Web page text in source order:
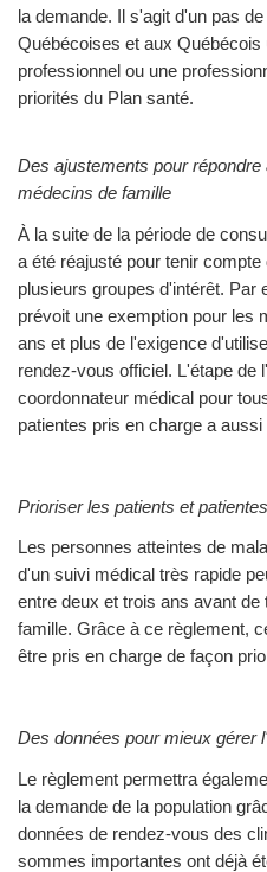
la demande. Il s'agit d'un pas
Québécoises et aux
professionnel ou une
priorités du Plan santé.
Des ajustements pour
médecins de famille
À la suite de la période de
a été réajusté pour tenir
plusieurs groupes d'intérêt. Par
prévoit une exemption pour les
ans et plus de l'exigence
rendez-vous officiel. L'étape de
coordonnateur médical pour
patientes pris en charge a aussi
Prioriser les patients et
Les personnes atteintes de
d'un suivi médical très rapide
entre deux et trois ans avant
famille. Grâce à ce règlement,
être pris en charge de façon
Des données pour mieux gérer
Le règlement permettra
la demande de la population
données de rendez-vous des
sommes importantes ont déjà